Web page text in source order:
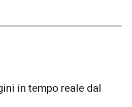
in tempo reale dal